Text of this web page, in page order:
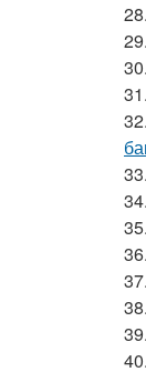
28.
29.
30.
31.
32.
33.
34.
35.
36.
37.
38.
39.
40.